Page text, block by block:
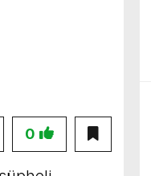
üzerine verimli bir
0